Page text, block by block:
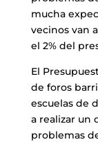
mucha
vecinos van
el 2% del
El
de foros
escuelas de
a realizar un
problemas